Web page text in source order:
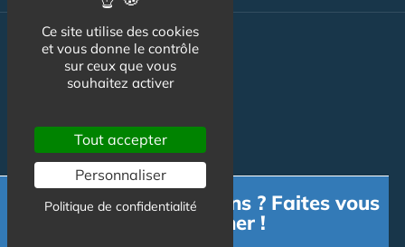
Nos autres sites :
Capgeris.com
Seniorissimmo.com
Emploi-formation-sante.com
Besoin d'informations ? Faites vous
accompagner !
Ce site utilise des cookies
et vous donne le contrôle
sur ceux que vous
souhaitez activer
Tout accepter
Personnaliser
Politique de confidentialité